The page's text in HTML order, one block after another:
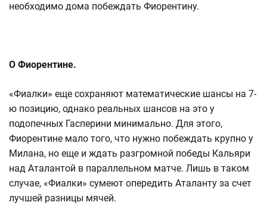
необходимо дома побеждать Фиорентину.
О Фиорентине.
«Фиалки» еще сохраняют математические шансы на 7-
ю позицию, однако реальных шансов на это у
подопечных Гасперини минимально. Для этого,
Фиорентине мало того, что нужно побеждать крупно у
Милана, но еще и ждать разгромной победы Кальяри
над Аталантой в параллельном матче. Лишь в таком
случае, «Фиалки» сумеют опередить Аталанту за счет
лучшей разницы мячей.